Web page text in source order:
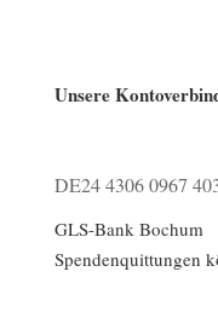
Unsere
DE24 4306 0967
GLS-Bank Bochum
Spendenquittungen